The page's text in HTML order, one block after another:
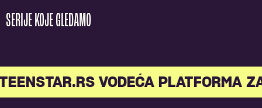
SERIJE KOJE GLEDAMO
VODEĆA PLATFORMA